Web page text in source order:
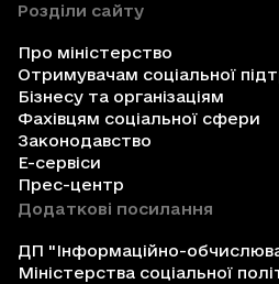
Розділи сайту
Про міністерство
Отримувачам соціальної
Бізнесу та організаціям
Фахівцям соціальної сфери
Законодавство
Е-сервіси
Прес-центр
Додаткові посилання
ДП "Інформаційно-
Міністерства соціальної